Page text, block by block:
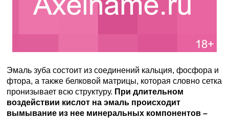
Эмаль зуба состоит из соединений кальция, фосфора и
фтора, а также белковой матрицы, которая словно сетка
пронизывает всю структуру. При длительном
воздействии кислот на эмаль происходит
вымывание из нее минеральных компонентов –